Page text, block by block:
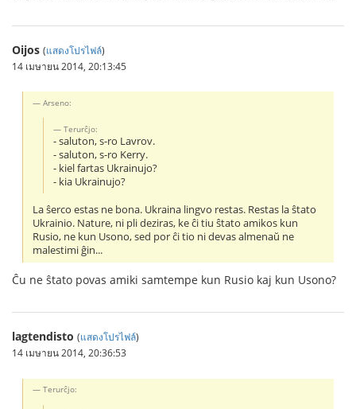
Oijos (แสดงโปรไฟล์)
14 เมษายน 2014, 20:13:45
Arseno:
Terurĉjo:
- saluton, s-ro Lavrov.
- saluton, s-ro Kerry.
- kiel fartas Ukrainujo?
- kia Ukrainujo?
La ŝerco estas ne bona. Ukraina lingvo restas. Restas la ŝtato
Ukrainio. Nature, ni pli deziras, ke ĉi tiu ŝtato amikos kun
Rusio, ne kun Usono, sed por ĉi tio ni devas almenaŭ ne
malestimi ĝin...
Ĉu ne ŝtato povas amiki samtempe kun Rusio kaj kun Usono?
lagtendisto (แสดงโปรไฟล์)
14 เมษายน 2014, 20:36:53
Terurĉjo: